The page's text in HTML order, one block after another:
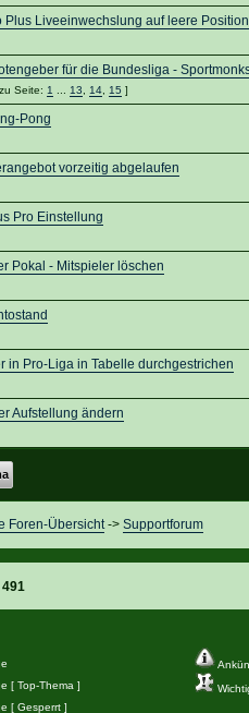
Plus Liveeinwechslung auf leere
für die Bundesliga -
Seite: 1 13 14, 15 ]
Pong
vorzeitig abgelaufen
Pro Einstellung
Pokal - Mitspieler löschen
in Pro-Liga in Tabelle durchgestrichen
Aufstellung ändern
Foren-Übersicht-> Supportforum
491
[ Top-Thema ]
[ Gesperrt ]